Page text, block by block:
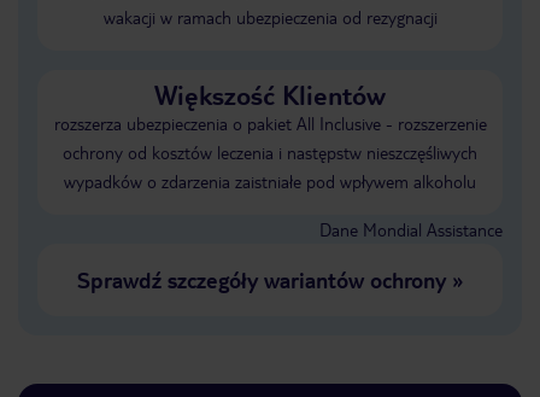
wakacji w ramach ubezpieczenia od rezygnacji
Większość Klientów
rozszerza ubezpieczenia o pakiet All Inclusive - rozszerzenie
ochrony od kosztów leczenia i następstw nieszczęśliwych
wypadków o zdarzenia zaistniałe pod wpływem alkoholu
Dane Mondial Assistance
Sprawdź szczegóły wariantów ochrony»